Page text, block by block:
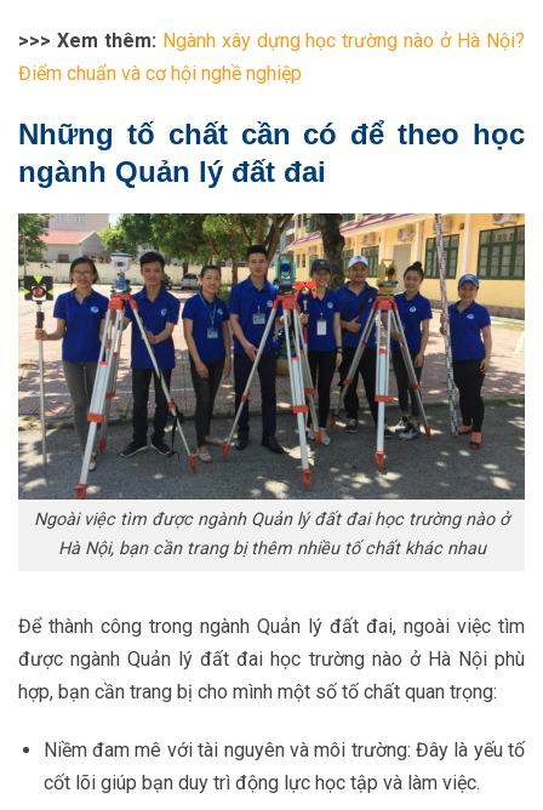
>>> Xem thêm: Ngành xây dựng học trường nào ở Hà Nội?
Điểm chuẩn và cơ hội nghề nghiệp
Những tố chất cần có để theo học
ngành Quản lý đất đai
Ngoài việc tìm được ngành Quản lý đất đai học trường nào ở
Hà Nội, bạn cần trang bị thêm nhiều tố chất khác nhau
Để thành công trong ngành Quản lý đất đai, ngoài việc tìm
được ngành Quản lý đất đai học trường nào ở Hà Nội phù
hợp, bạn cần trang bị cho mình một số tố chất quan trọng:
Niềm đam mê với tài nguyên và môi trường: Đây là yếu tố
cốt lõi giúp bạn duy trì động lực học tập và làm việc.